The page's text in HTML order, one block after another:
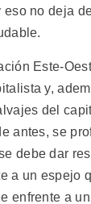
no deja
Este-
y,
del
antes, se
debe dar
a un espejo
enfrente a